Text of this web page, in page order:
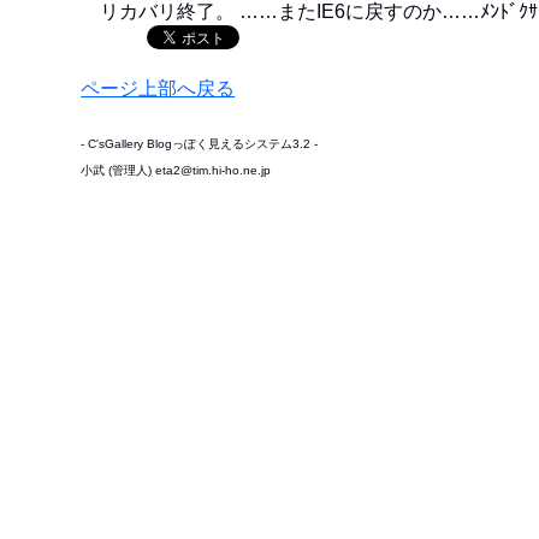
リカバリ終了。 ……またIE6に戻すのか……ﾒﾝﾄﾞｸｻ
ページ上部へ戻る
- C'sGallery Blogっぽく見えるシステム3.2 -
小武 (管理人) eta2@tim.hi-ho.ne.jp